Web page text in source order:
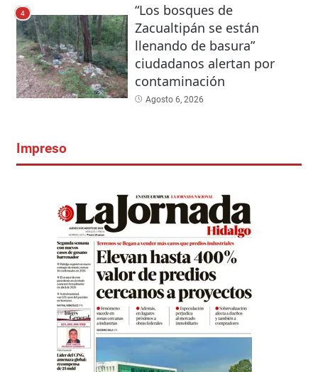
4
“Los bosques de
Zacualtipán se están
llenando de basura”
ciudadanos alertan por
contaminación
Agosto 6, 2026
Impreso